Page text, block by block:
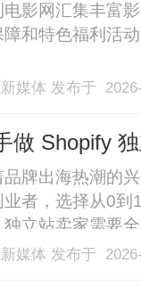
电影网汇集丰富
障和特色福利活
媒体 发布于
做 Shopify
品牌出海热潮的
业者，选择从0到
独立站卖家需要
金收付与风控。
媒体 发布于